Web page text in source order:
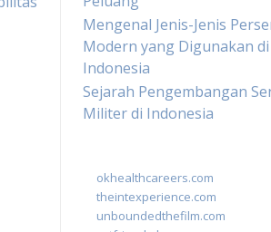
Mengenal Jenis-Jenis
Modern yang Digunakan di
Indonesia
Sejarah Pengembangan
Militer di Indonesia
okhealthcareers.com
theintexperience.com
unboundedthefilm.com